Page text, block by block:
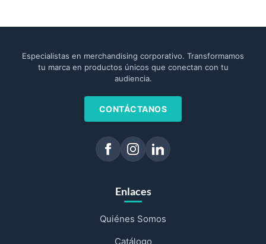
Especialistas en merchandising corporativo. Transformamos
tu marca en productos únicos que conectan con tu
audiencia.
CONTÁCTANOS
Enlaces
Quiénes Somos
Catálogo